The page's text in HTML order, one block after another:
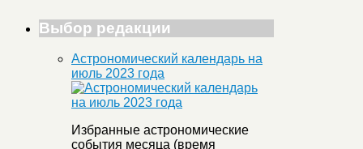
Выбор редакции
Астрономический календарь на
июль 2023 года
Избранные астрономические
события месяца (время